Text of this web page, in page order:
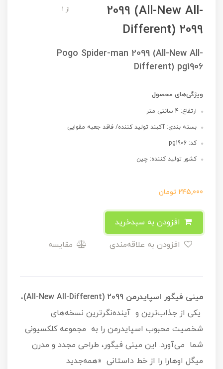
2099 (All-New All-
Different) 2099
از 1
Pogo Spider-man 2099 (All-New All-
Different) pg1906
ویژگی‌های محصول
ارتفاع: 4 سانتی متر
بسته بندی: آکبند تولید کننده/ فاقد جعبه مقوایی
کد: pg1906
کشور تولید کننده: چین
245,000 تومان
مقایسه
مینی فیگور اسپایدرمن 2099 (All-New All-Different)
،
یکی از جذاب‌ترین و آینده‌نگرترین نسخه‌های
شخصیت محبوب اسپایدرمن را به مجموعه کلکسیونی
شما می‌آورد. این مینی فیگور، طراحی مجدد و مدرن
میگل اوهارا را از خط داستانی «همه‌جدید